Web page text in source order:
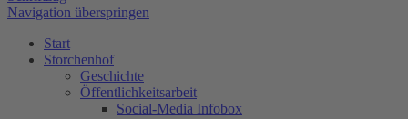
Navigation überspringen
Start
Storchenhof
Geschichte
Öffentlichkeitsarbeit
Social-Media Infobox